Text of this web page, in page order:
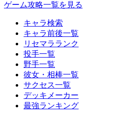
ゲーム攻略一覧を見る
キャラ検索
キャラ前後一覧
リセマラランク
投手一覧
野手一覧
彼女・相棒一覧
サクセス一覧
デッキメーカー
最強ランキング